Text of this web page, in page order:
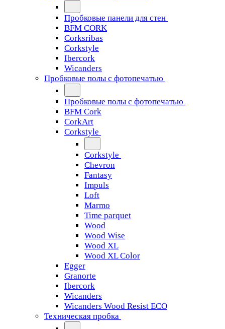
Пробковые панели для стен
BFM CORK
Corksribas
Corkstyle
Ibercork
Wicanders
Пробковые полы с фотопечатью
Пробковые полы с фотопечатью
BFM Cork
CorkArt
Corkstyle
Corkstyle
Chevron
Fantasy
Impuls
Loft
Marmo
Time parquet
Wood
Wood Wise
Wood XL
Wood XL Color
Egger
Granorte
Ibercork
Wicanders
Wicanders Wood Resist ECO
Техническая пробка